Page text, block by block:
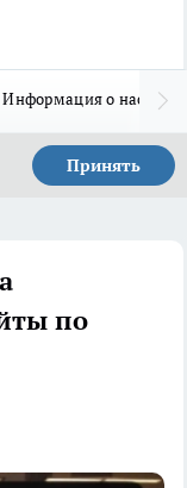
Информация о нас
Принять
по